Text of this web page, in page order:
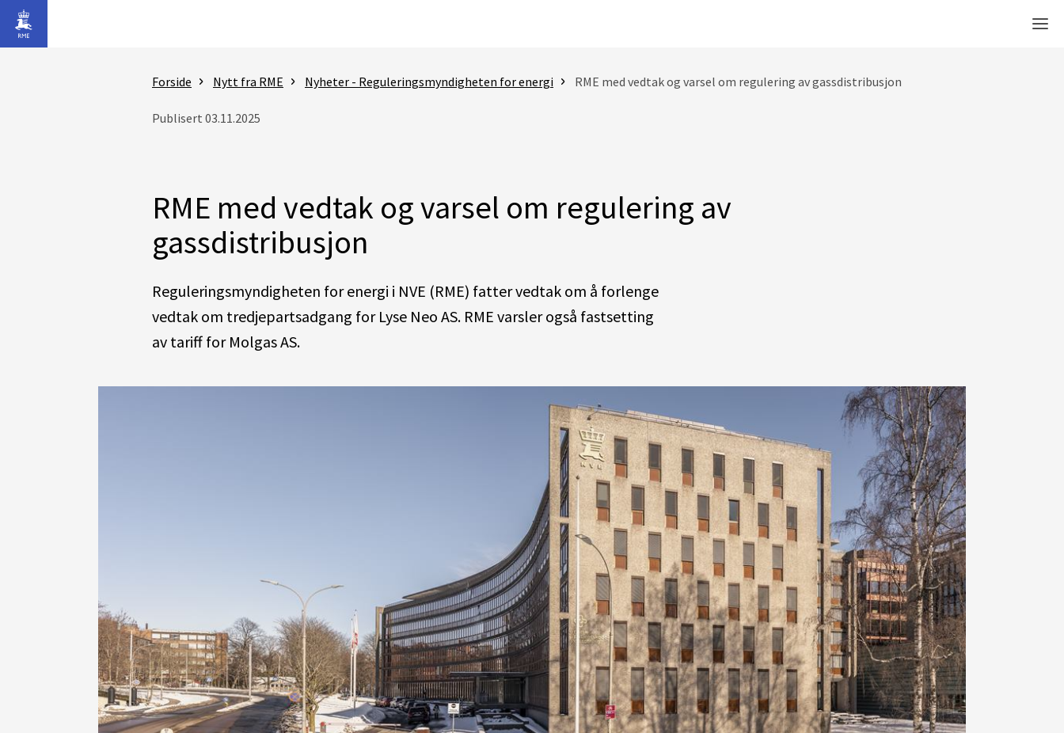
Gå til hovedinnhold
Forside Nytt fra RME Nyheter - Reguleringsmyndigheten for energi RME med vedtak og varsel om regulering av gassdistribusjon
Publisert 03.11.2025
RME med vedtak og varsel om regulering av
gassdistribusjon
Reguleringsmyndigheten for energi i NVE (RME) fatter vedtak om å forlenge
vedtak om tredjepartsadgang for Lyse Neo AS. RME varsler også fastsetting
av tariff for Molgas AS.